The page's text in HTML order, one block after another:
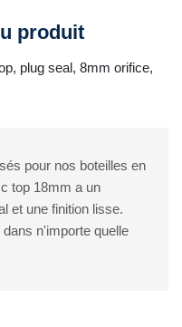
produit
plug seal, 8mm orifice,
pour nos boteilles en
top 18mm a un
et une finition lisse.
n'importe quelle